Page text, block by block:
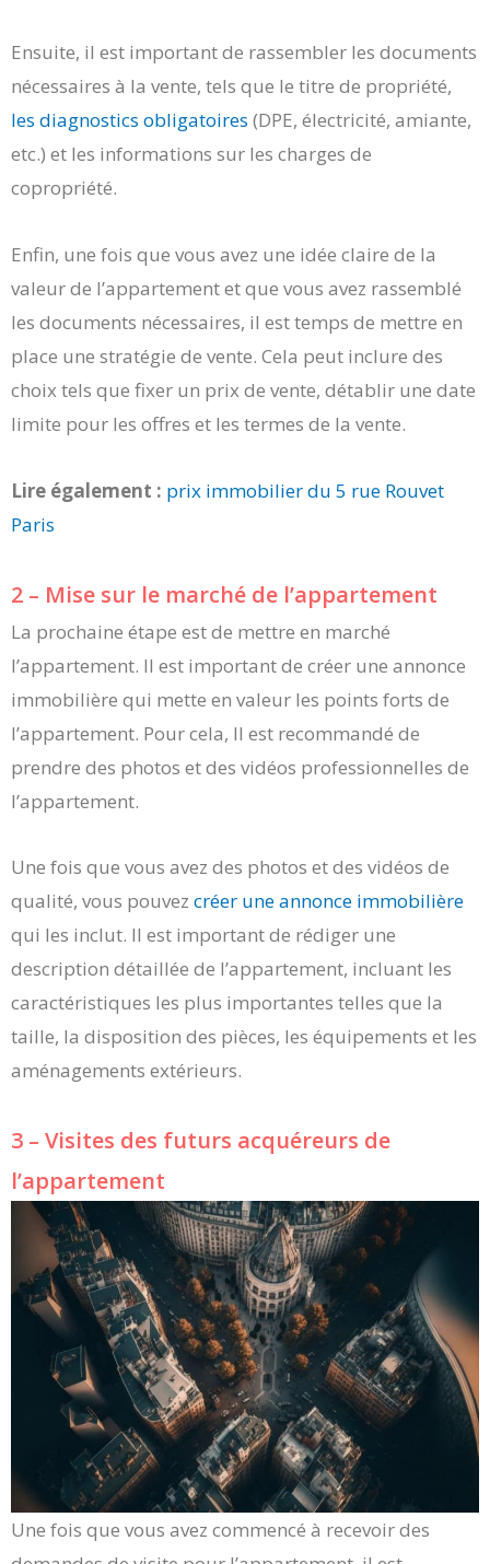
Ensuite, il est important de rassembler les documents
nécessaires à la vente, tels que le titre de propriété,
les diagnostics obligatoires (DPE, électricité, amiante,
etc.) et les informations sur les charges de
copropriété.
Enfin, une fois que vous avez une idée claire de la
valeur de l’appartement et que vous avez rassemblé
les documents nécessaires, il est temps de mettre en
place une stratégie de vente. Cela peut inclure des
choix tels que fixer un prix de vente, détablir une date
limite pour les offres et les termes de la vente.
Lire également : prix immobilier du 5 rue Rouvet
Paris
2 – Mise sur le marché de l’appartement
La prochaine étape est de mettre en marché
l’appartement. Il est important de créer une annonce
immobilière qui mette en valeur les points forts de
l’appartement. Pour cela, Il est recommandé de
prendre des photos et des vidéos professionnelles de
l’appartement.
Une fois que vous avez des photos et des vidéos de
qualité, vous pouvez créer une annonce immobilière
qui les inclut. Il est important de rédiger une
description détaillée de l’appartement, incluant les
caractéristiques les plus importantes telles que la
taille, la disposition des pièces, les équipements et les
aménagements extérieurs.
3 – Visites des futurs acquéreurs de
l’appartement
Une fois que vous avez commencé à recevoir des